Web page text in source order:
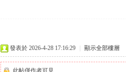
發表於 2026-4-28 17:16:29 顯示全部樓層
此帖僅作者可見